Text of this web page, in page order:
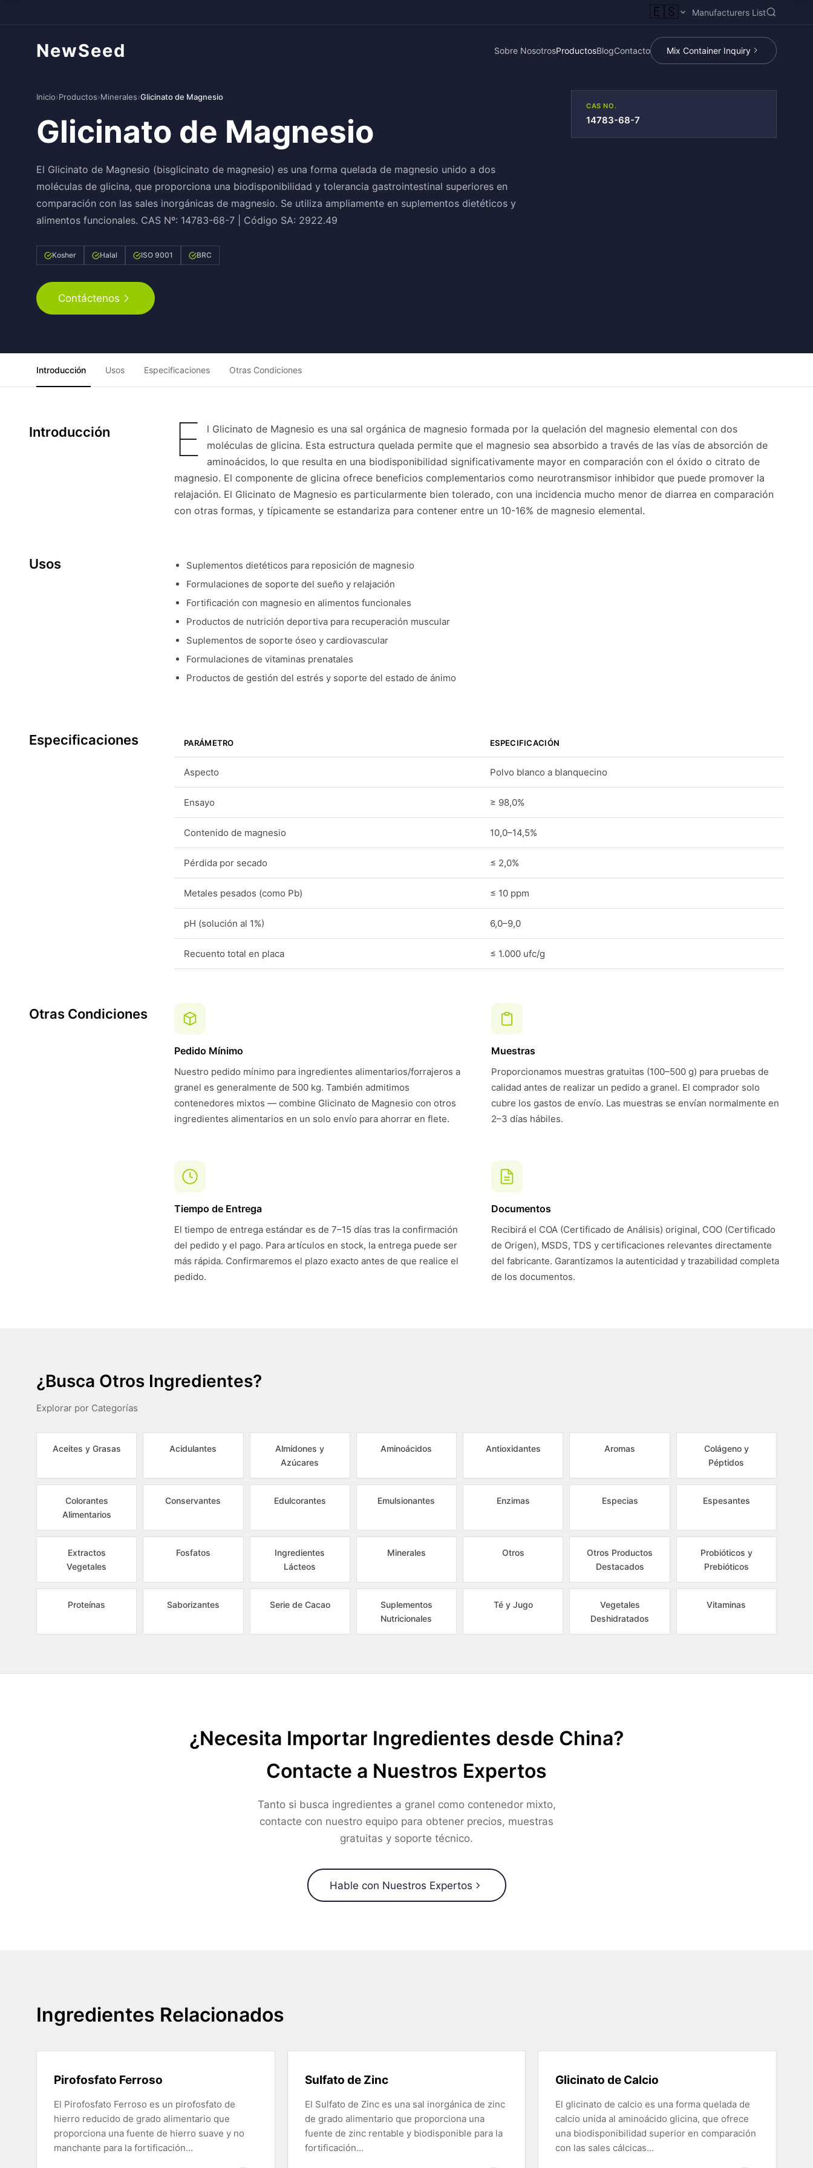
🇪🇸 Manufacturers List
NewSeed Sobre NosotrosProductosBlogContacto Mix Container Inquiry
Inicio›Productos›Minerales›Glicinato de Magnesio
Glicinato de Magnesio
El Glicinato de Magnesio (bisglicinato de magnesio) es una forma quelada de magnesio unido a dos
moléculas de glicina, que proporciona una biodisponibilidad y tolerancia gastrointestinal superiores en
comparación con las sales inorgánicas de magnesio. Se utiliza ampliamente en suplementos dietéticos y
alimentos funcionales. CAS Nº: 14783-68-7 | Código SA: 2922.49
Kosher Halal ISO 9001 BRC
Contáctenos
CAS NO.
14783-68-7
Introducción Usos Especificaciones Otras Condiciones
Introducción E
l Glicinato de Magnesio es una sal orgánica de magnesio formada por la quelación del magnesio elemental con dos
moléculas de glicina. Esta estructura quelada permite que el magnesio sea absorbido a través de las vías de absorción de
aminoácidos, lo que resulta en una biodisponibilidad significativamente mayor en comparación con el óxido o citrato de
magnesio. El componente de glicina ofrece beneficios complementarios como neurotransmisor inhibidor que puede promover la
relajación. El Glicinato de Magnesio es particularmente bien tolerado, con una incidencia mucho menor de diarrea en comparación
con otras formas, y típicamente se estandariza para contener entre un 10-16% de magnesio elemental.
Usos
Suplementos dietéticos para reposición de magnesio
Formulaciones de soporte del sueño y relajación
Fortificación con magnesio en alimentos funcionales
Productos de nutrición deportiva para recuperación muscular
Suplementos de soporte óseo y cardiovascular
Formulaciones de vitaminas prenatales
Productos de gestión del estrés y soporte del estado de ánimo
Especificaciones PARÁMETRO ESPECIFICACIÓN
Aspecto Polvo blanco a blanquecino
Ensayo ≥ 98,0%
Contenido de magnesio 10,0–14,5%
Pérdida por secado ≤ 2,0%
Metales pesados (como Pb) ≤ 10 ppm
pH (solución al 1%) 6,0–9,0
Recuento total en placa ≤ 1.000 ufc/g
Otras Condiciones
Pedido Mínimo
Nuestro pedido mínimo para ingredientes alimentarios/forrajeros a
granel es generalmente de 500 kg. También admitimos
contenedores mixtos — combine Glicinato de Magnesio con otros
ingredientes alimentarios en un solo envío para ahorrar en flete.
Muestras
Proporcionamos muestras gratuitas (100–500 g) para pruebas de
calidad antes de realizar un pedido a granel. El comprador solo
cubre los gastos de envío. Las muestras se envían normalmente en
2–3 días hábiles.
Tiempo de Entrega
El tiempo de entrega estándar es de 7–15 días tras la confirmación
del pedido y el pago. Para artículos en stock, la entrega puede ser
más rápida. Confirmaremos el plazo exacto antes de que realice el
pedido.
Documentos
Recibirá el COA (Certificado de Análisis) original, COO (Certificado
de Origen), MSDS, TDS y certificaciones relevantes directamente
del fabricante. Garantizamos la autenticidad y trazabilidad completa
de los documentos.
¿Busca Otros Ingredientes?
Explorar por Categorías
Aceites y Grasas Acidulantes
Almidones y
Azúcares
Aminoácidos Antioxidantes Aromas
Colágeno y
Péptidos
Colorantes
Alimentarios
Conservantes Edulcorantes Emulsionantes Enzimas Especias Espesantes
Extractos
Vegetales
Fosfatos
Ingredientes
Lácteos
Minerales Otros
Otros Productos
Destacados
Probióticos y
Prebióticos
Proteínas Saborizantes Serie de Cacao
Suplementos
Nutricionales
Té y Jugo
Vegetales
Deshidratados
Vitaminas
¿Necesita Importar Ingredientes desde China?
Contacte a Nuestros Expertos
Tanto si busca ingredientes a granel como contenedor mixto,
contacte con nuestro equipo para obtener precios, muestras
gratuitas y soporte técnico.
Hable con Nuestros Expertos
Ingredientes Relacionados
Pirofosfato Ferroso
El Pirofosfato Ferroso es un pirofosfato de
hierro reducido de grado alimentario que
proporciona una fuente de hierro suave y no
manchante para la fortificación…
Sulfato de Zinc
El Sulfato de Zinc es una sal inorgánica de zinc
de grado alimentario que proporciona una
fuente de zinc rentable y biodisponible para la
fortificación…
Glicinato de Calcio
El glicinato de calcio es una forma quelada de
calcio unida al aminoácido glicina, que ofrece
una biodisponibilidad superior en comparación
con las sales cálcicas…